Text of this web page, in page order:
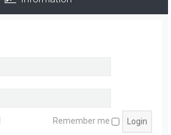
Remember me